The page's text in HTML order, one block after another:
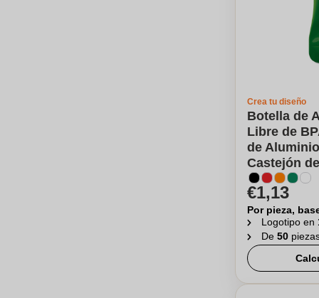
Crea tu diseño
Botella de
Libre de
de
Castejón
€1,13
Por pieza,
Logotipo en
De 50